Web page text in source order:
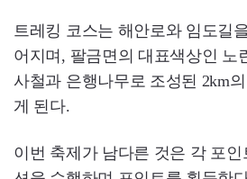
트레킹 코스는 해안로와 임도길
어지며, 팔금면의 대표색상인 노
사철과 은행나무로 조성된 2km
게 된다.
이번 축제가 남다른 것은 각 포